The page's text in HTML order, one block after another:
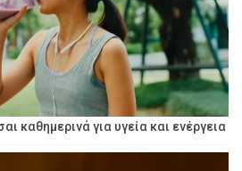
καθημερινά για υγεία και ενέργεια